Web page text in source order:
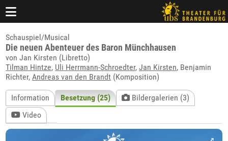
Schauspiel/Musical
Die neuen Abenteuer des Baron Münchhausen
von Jan Kirsten (Libretto)
Tilman Hintze, Uli Herrmann-Schroedter,Jan Kirsten, Benjamin
Richter,Andreas van den Brandt (Komposition)
Information Besetzung (25)
Bildergalerien (3)
Video